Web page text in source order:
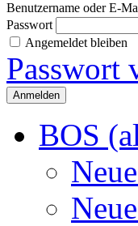
Benutzername oder E-
Passwort
Angemeldet bleiben
Passwort
BOS